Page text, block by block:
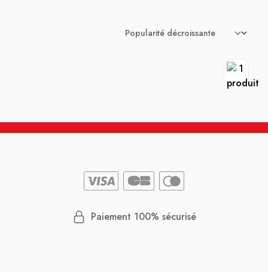
Paiement 100% sécurisé